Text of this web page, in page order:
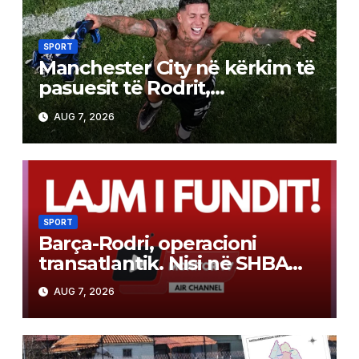
SPORT
Manchester City në kërkim të
pasuesit të Rodrit,
argjentinasi është objektivi
kryesor
AUG 7, 2026
SPORT
Barça-Rodri, operacioni
transatlantik. Nisi në SHBA
dhe po hyn në fazën
vendimtare
AUG 7, 2026